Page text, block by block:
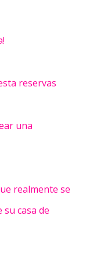
reservas
una
realmente se
casa de